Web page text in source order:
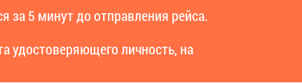
за 5 минут до отправления рейса.
удостоверяющего личность, на